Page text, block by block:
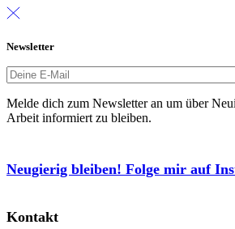
Newsletter
Melde dich zum Newsletter an um über
Arbeit informiert zu bleiben.
Neugierig bleiben! Folge mir auf
Kontakt